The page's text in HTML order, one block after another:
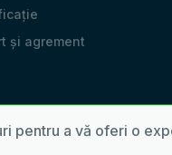
și agrement
pentru a vă oferi o